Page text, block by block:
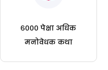
६००० पेक्षा अधिक
मनोवेधक कथा